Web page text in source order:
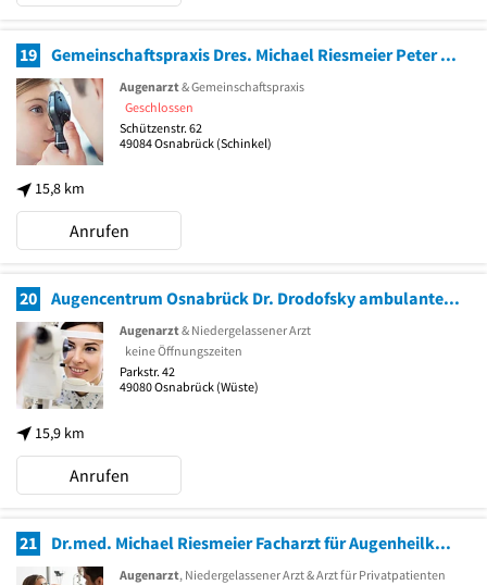
19 Gemeinschaftspraxis Dres. Michael Riesmeier Peter Willmann und Carl Marcus Drodofsky
15,8 km
Augenarzt& Gemeinschaftspraxis
Geschlossen
Schützenstr. 62
49084Osnabrück (Schinkel)
Anrufen
20 Augencentrum Osnabrück Dr. Drodofsky ambulante Operationen
15,9 km
Augenarzt& Niedergelassener Arzt
keine Öffnungszeiten
Parkstr. 42
49080Osnabrück (Wüste)
Anrufen
21 Dr.med. Michael Riesmeier Facharzt für Augenheilkunde
Augenarzt, Niedergelassener Arzt & Arzt für Privatpatienten